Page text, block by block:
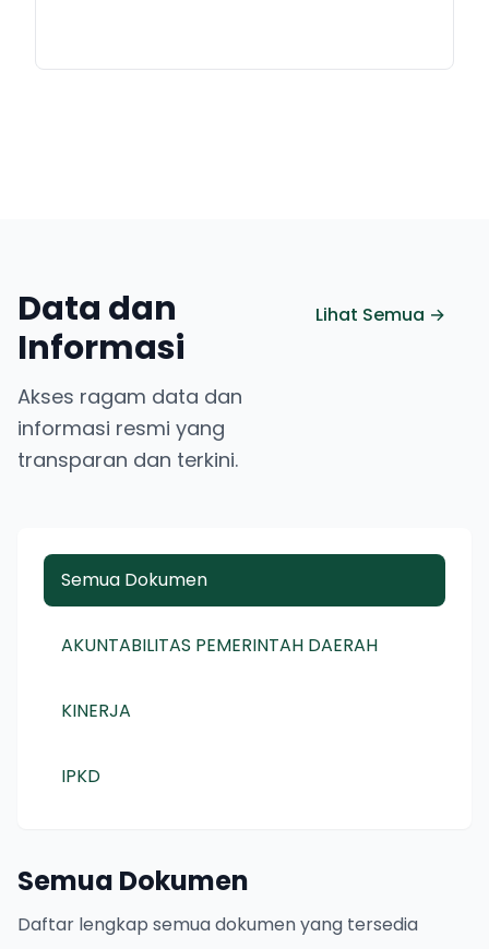
Data dan
Informasi
Akses ragam data dan
informasi resmi yang
transparan dan terkini.
Lihat Semua →
Semua Dokumen
AKUNTABILITAS PEMERINTAH DAERAH
KINERJA
IPKD
Semua Dokumen
Daftar lengkap semua dokumen yang tersedia